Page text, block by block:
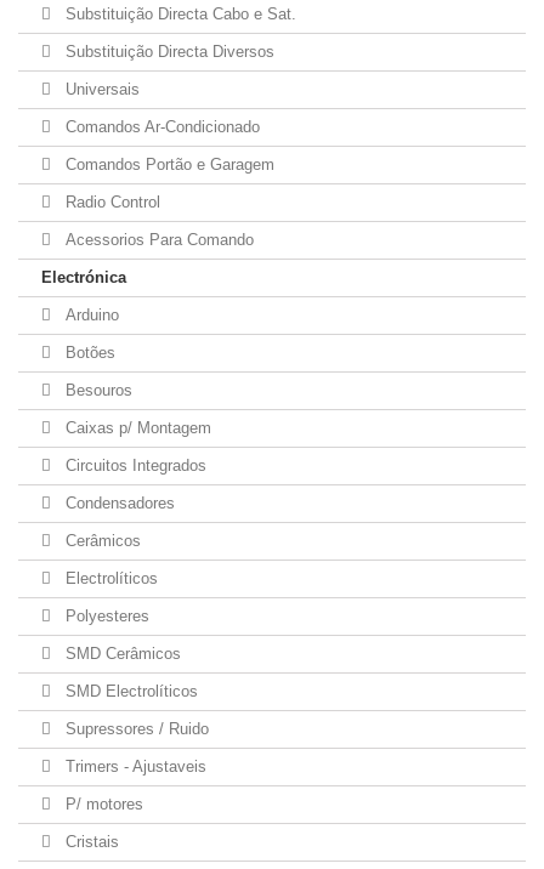
Substituição Directa Cabo e Sat.
Substituição Directa Diversos
Universais
Comandos Ar-Condicionado
Comandos Portão e Garagem
Radio Control
Acessorios Para Comando
Electrónica
Arduino
Botões
Besouros
Caixas p/ Montagem
Circuitos Integrados
Condensadores
Cerâmicos
Electrolíticos
Polyesteres
SMD Cerâmicos
SMD Electrolíticos
Supressores / Ruido
Trimers - Ajustaveis
P/ motores
Cristais